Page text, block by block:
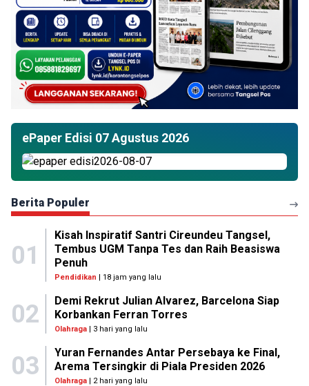
ePaper Edisi 07 Agustus 2026
Berita Populer
01
Kisah Inspiratif Santri Cireundeu Tangsel,
Tembus UGM Tanpa Tes dan Raih Beasiswa
Penuh
Pendidikan | 18 jam yang lalu
02
Demi Rekrut Julian Alvarez, Barcelona Siap
Korbankan Ferran Torres
Olahraga| 3 hari yang lalu
03
Yuran Fernandes Antar Persebaya ke Final,
Arema Tersingkir di Piala Presiden 2026
Olahraga| 2 hari yang lalu